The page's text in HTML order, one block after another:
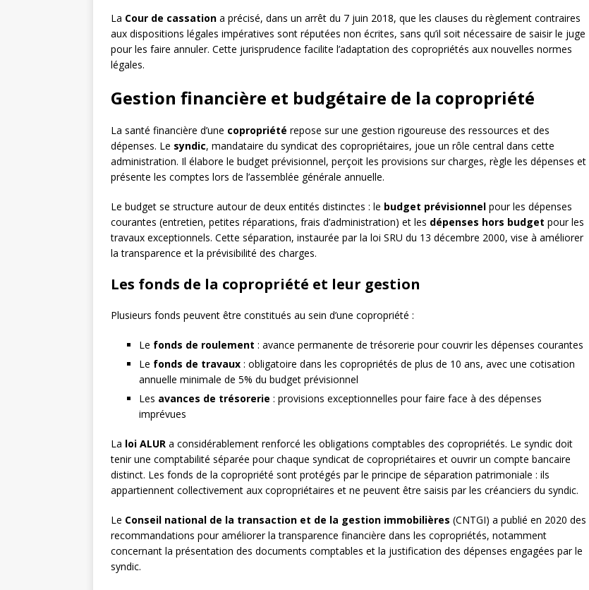
La Cour de cassation a précisé, dans un arrêt du 7 juin 2018, que les clauses du règlement contraires
aux dispositions légales impératives sont réputées non écrites, sans qu’il soit nécessaire de saisir le juge
pour les faire annuler. Cette jurisprudence facilite l’adaptation des copropriétés aux nouvelles normes
légales.
Gestion financière et budgétaire de la copropriété
La santé financière d’une copropriété repose sur une gestion rigoureuse des ressources et des
dépenses. Le syndic, mandataire du syndicat des copropriétaires, joue un rôle central dans cette
administration. Il élabore le budget prévisionnel, perçoit les provisions sur charges, règle les dépenses et
présente les comptes lors de l’assemblée générale annuelle.
Le budget se structure autour de deux entités distinctes : le budget prévisionnel pour les dépenses
courantes (entretien, petites réparations, frais d’administration) et les dépenses hors budget pour les
travaux exceptionnels. Cette séparation, instaurée par la loi SRU du 13 décembre 2000, vise à améliorer
la transparence et la prévisibilité des charges.
Les fonds de la copropriété et leur gestion
Plusieurs fonds peuvent être constitués au sein d’une copropriété :
Le fonds de roulement : avance permanente de trésorerie pour couvrir les dépenses courantes
Le fonds de travaux : obligatoire dans les copropriétés de plus de 10 ans, avec une cotisation
annuelle minimale de 5% du budget prévisionnel
Les avances de trésorerie : provisions exceptionnelles pour faire face à des dépenses
imprévues
La loi ALUR a considérablement renforcé les obligations comptables des copropriétés. Le syndic doit
tenir une comptabilité séparée pour chaque syndicat de copropriétaires et ouvrir un compte bancaire
distinct. Les fonds de la copropriété sont protégés par le principe de séparation patrimoniale : ils
appartiennent collectivement aux copropriétaires et ne peuvent être saisis par les créanciers du syndic.
Le Conseil national de la transaction et de la gestion immobilières (CNTGI) a publié en 2020 des
recommandations pour améliorer la transparence financière dans les copropriétés, notamment
concernant la présentation des documents comptables et la justification des dépenses engagées par le
syndic.